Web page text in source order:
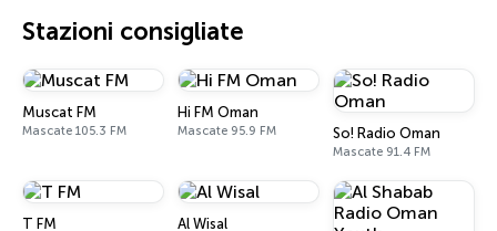
Stazioni consigliate
Muscat FM
Mascate 105.3 FM
Hi FM Oman
Mascate 95.9 FM So! Radio Oman
Mascate 91.4 FM
T FM Al Wisal